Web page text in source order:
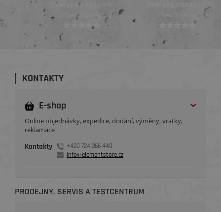
Ověřený zákazník
Před 3 týdny
KONTAKTY
E-shop
Online objednávky, expedice, dodání, výměny, vratky,
reklamace
Kontakty
+420 724 366 440
info@elementstore.cz
PRODEJNY, SERVIS A TESTCENTRUM